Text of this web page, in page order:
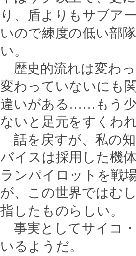
り、盾よりもサブア
いので練度の低い部
い。
歴史的流れは変わ
変わっていないにも
違いがある……もう少
ないと足元をすくわ
話を戻すが、私の
バイスは採用した機
ランパイロットを戦
が、この世界ではむ
指したものらしい。
事実としてサイコ
いるようだ。